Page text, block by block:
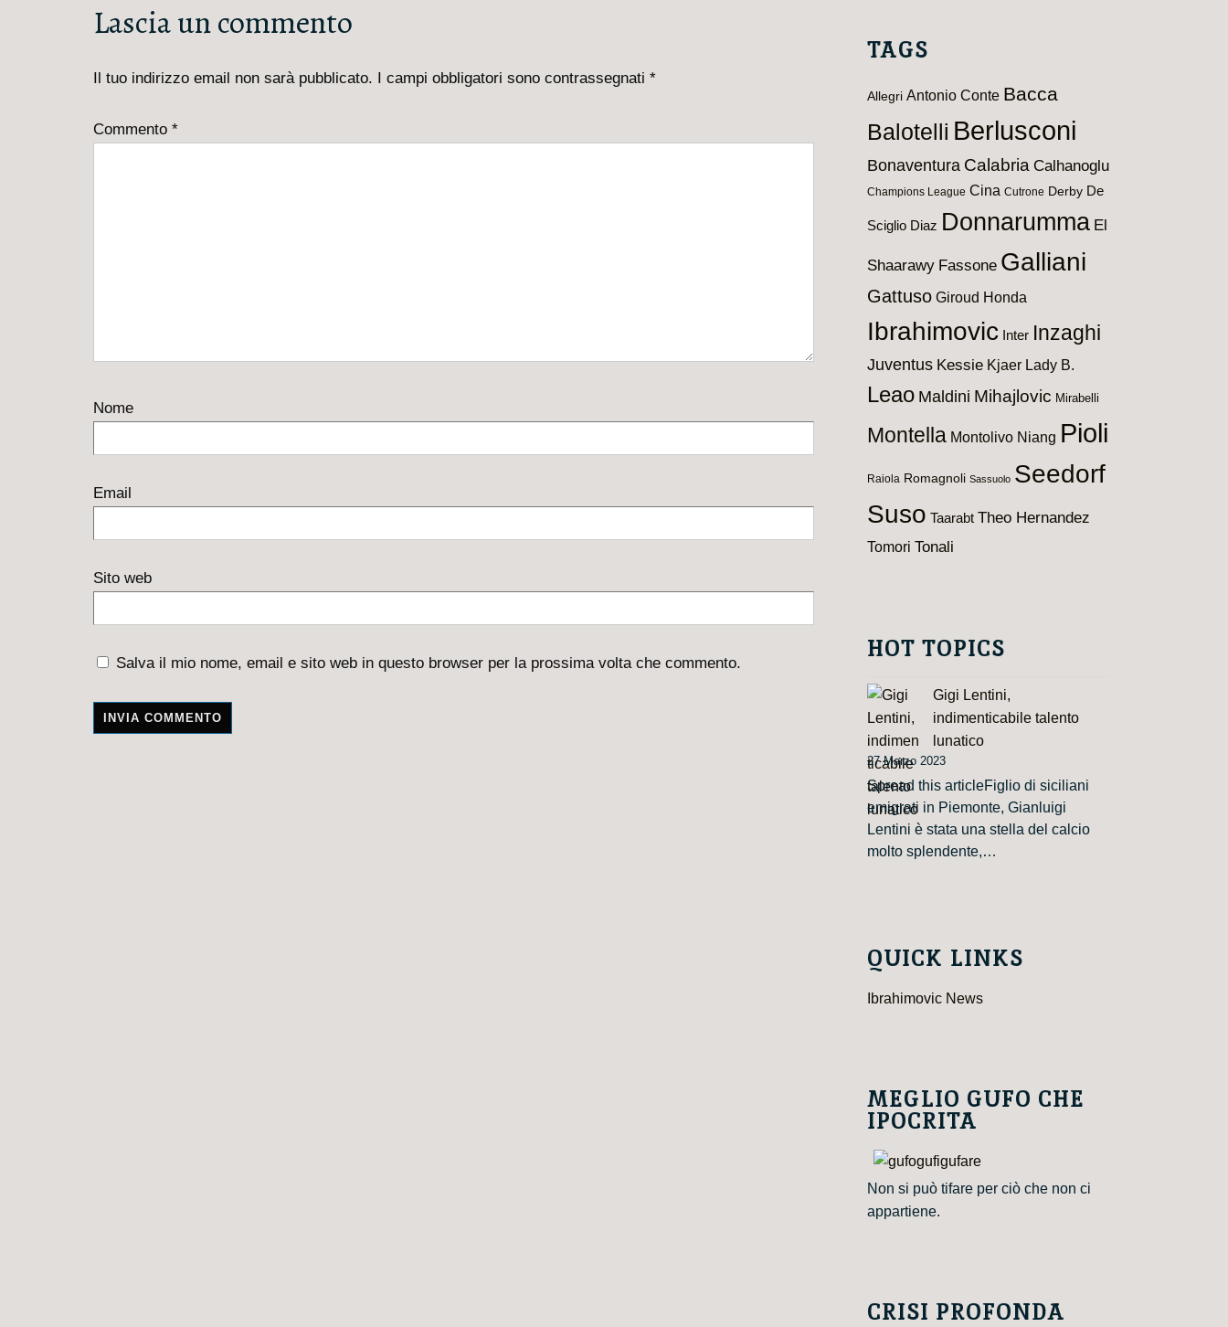
Lascia un commento
Il tuo indirizzo email non sarà pubblicato. I campi obbligatori sono contrassegnati *
Commento *
Nome
Email
Sito web
Salva il mio nome, email e sito web in questo browser per la prossima volta che commento.
TAGS
Allegri Antonio Conte Bacca
Balotelli Berlusconi
Bonaventura Calabria Calhanoglu
Champions League Cina Cutrone Derby De
Sciglio Diaz Donnarumma El
Shaarawy Fassone Galliani
Gattuso Giroud Honda
Ibrahimovic Inter Inzaghi
Juventus Kessie Kjaer Lady B.
Leao Maldini Mihajlovic Mirabelli
Montella Montolivo Niang Pioli
Raiola Romagnoli Sassuolo Seedorf
Suso Taarabt Theo Hernandez
Tomori Tonali
HOT TOPICS
Gigi Lentini,
indimenticabile talento
lunatico
27 Marzo 2023
Spread this articleFiglio di siciliani
emigrati in Piemonte, Gianluigi
Lentini è stata una stella del calcio
molto splendente,…
QUICK LINKS
Ibrahimovic News
MEGLIO GUFO CHE
IPOCRITA
Non si può tifare per ciò che non ci
appartiene.
CRISI PROFONDA